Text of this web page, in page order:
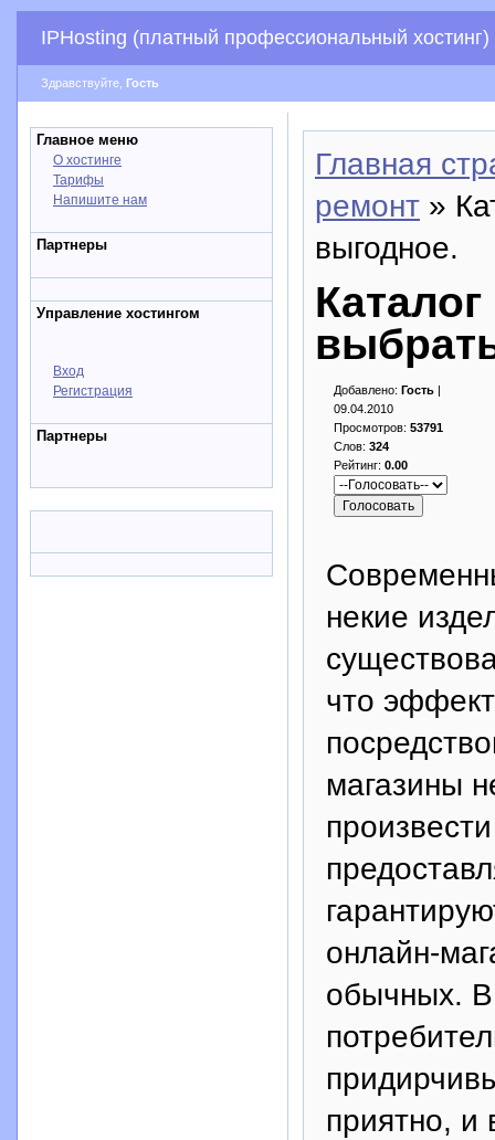
IPHosting (платный профессиональный хостинг)
Здравствуйте, Гость
Главное меню
О хостинге
Тарифы
Напишите нам
Партнеры
Управление хостингом
Вход
Регистрация
Партнеры
Главная
ремонт »
выгодное.
Добавлено: Гость |
09.04.2010
Просмотров: 53791
Слов: 324
Рейтинг: 0.00
некие
что
магазины
онлайн-
обычных.
приятно, и